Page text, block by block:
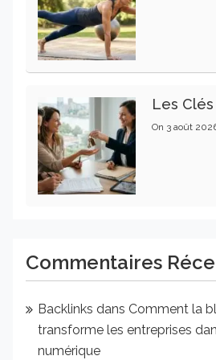
On 3 août
Commentaires
Backlinks dans Comment la
transforme les entreprises
numérique